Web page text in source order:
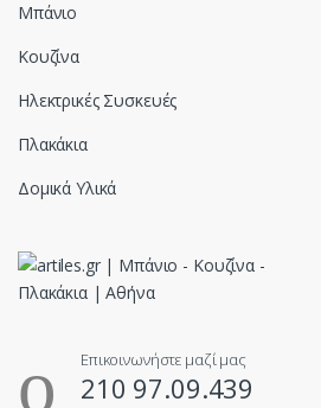
Μπάνιο
Κουζίνα
Ηλεκτρικές Συσκευές
Πλακάκια
Δομικά Υλικά
Επικοινωνήστε μαζί μας
210 97.09.439